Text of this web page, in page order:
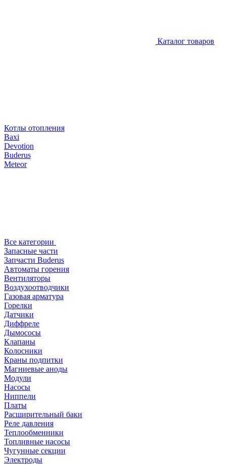
Каталог товаров
Котлы отопления
Baxi
Devotion
Buderus
Meteor
Все категории
Запасные части
Запчасти Buderus
Автоматы горения
Вентиляторы
Воздухоотводчики
Газовая арматура
Горелки
Датчики
Диффреле
Дымососы
Клапаны
Колосники
Краны подпитки
Магниевые аноды
Модули
Насосы
Ниппели
Платы
Расширительный баки
Реле давления
Теплообменники
Топливные насосы
Чугунные секции
Электроды